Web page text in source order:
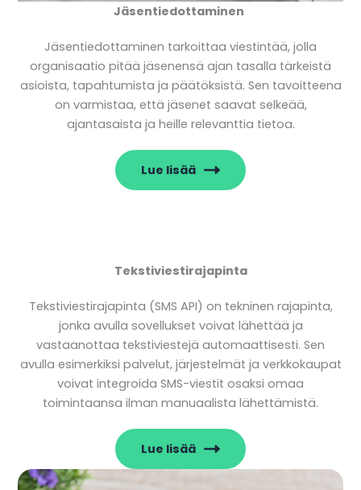
Jäsentiedottaminen
Jäsentiedottaminen tarkoittaa viestintää, jolla
organisaatio pitää jäsenensä ajan tasalla tärkeistä
asioista, tapahtumista ja päätöksistä. Sen tavoitteena
on varmistaa, että jäsenet saavat selkeää,
ajantasaista ja heille relevanttia tietoa.
Lue lisää
Tekstiviestirajapinta
Tekstiviestirajapinta (SMS API) on tekninen rajapinta,
jonka avulla sovellukset voivat lähettää ja
vastaanottaa tekstiviestejä automaattisesti. Sen
avulla esimerkiksi palvelut, järjestelmät ja verkkokaupat
voivat integroida SMS-viestit osaksi omaa
toimintaansa ilman manuaalista lähettämistä.
Lue lisää